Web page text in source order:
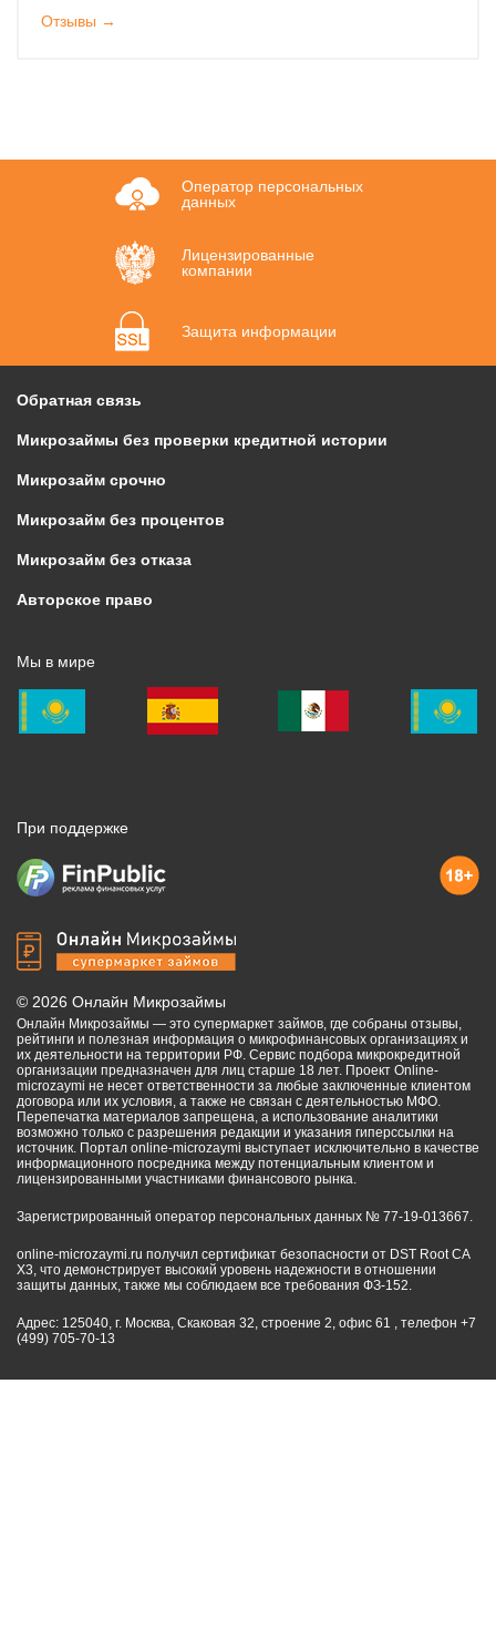
Отзывы →
Оператор персональных
данных
Лицензированные
компании
Защита информации
Обратная связь
Микрозаймы без проверки кредитной истории
Микрозайм срочно
Микрозайм без процентов
Микрозайм без отказа
Авторское право
Мы в мире
При поддержке
© 2026 Онлайн Микрозаймы
Онлайн Микрозаймы — это супермаркет займов, где собраны отзывы,
рейтинги и полезная информация о микрофинансовых организациях и
их деятельности на территории РФ. Сервис подбора микрокредитной
организации предназначен для лиц старше 18 лет. Проект Online-
microzaymi не несет ответственности за любые заключенные клиентом
договора или их условия, а также не связан с деятельностью МФО.
Перепечатка материалов запрещена, а использование аналитики
возможно только с разрешения редакции и указания гиперссылки на
источник. Портал online-microzaymi выступает исключительно в качестве
информационного посредника между потенциальным клиентом и
лицензированными участниками финансового рынка.
Зарегистрированный оператор персональных данных № 77-19-013667.
online-microzaymi.ru получил сертификат безопасности от DST Root CA
X3, что демонстрирует высокий уровень надежности в отношении
защиты данных, также мы соблюдаем все требования ФЗ-152.
Адрес: 125040, г. Москва, Скаковая 32, строение 2, офис 61 , телефон +7
(499) 705-70-13